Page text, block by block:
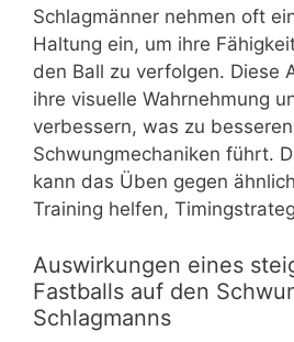
Schlagmänner nehmen oft
Haltung ein, um ihre
den Ball zu verfolgen. Diese
ihre visuelle Wahrnehmung
verbessern, was zu besseren
Schwungmechaniken führt.
kann das Üben gegen
Training helfen,
Auswirkungen eines
Fastballs auf den
Schlagmanns